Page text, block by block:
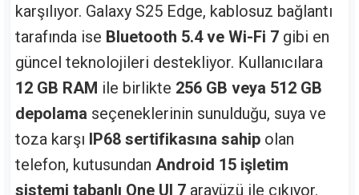
karşılıyor. Galaxy S25 Edge, kablosuz bağlantı
tarafında ise Bluetooth 5.4 ve Wi-Fi 7 gibi en
güncel teknolojileri destekliyor. Kullanıcılara
12 GB RAM ile birlikte 256 GB veya 512 GB
depolama seçeneklerinin sunulduğu, suya ve
toza karşı IP68 sertifikasına sahip olan
telefon, kutusundan Android 15 işletim
sistemi tabanlı One UI 7 arayüzü ile çıkıyor.